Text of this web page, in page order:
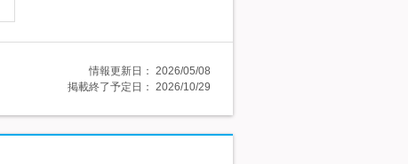
情報更新日： 2026/05/08
掲載終了予定日： 2026/10/29